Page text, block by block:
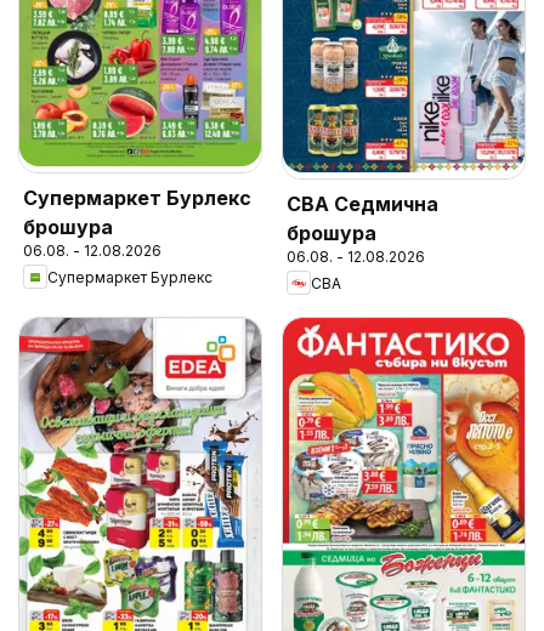
Супермаркет Бурлекс
брошура
06.08. - 12.08.2026
Супермаркет Бурлекс
CBA Седмична
брошура
06.08. - 12.08.2026
CBA